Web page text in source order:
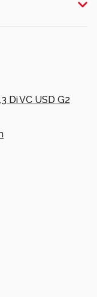
Di VC USD G2